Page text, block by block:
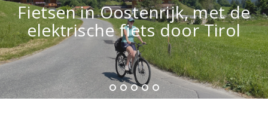
Fietsen in Oostenrijk, met de
elektrische fiets door Tirol